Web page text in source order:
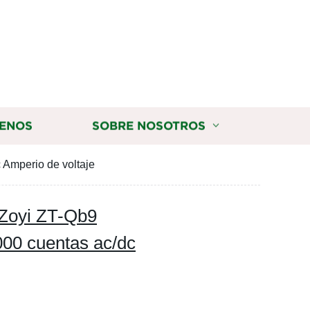
SOBRE NOSOTROS
de voltaje
ZT-Qb9
cuentas ac/dc